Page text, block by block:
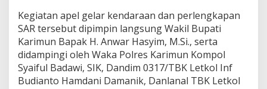
g
g
l
a
n
g
Kegiatan apel gelar kendaraan dan perlengkapan
SAR tersebut dipimpin langsung Wakil Bupati
Karimun Bapak H. Anwar Hasyim, M.Si., serta
didampingi oleh Waka Polres Karimun Kompol
Syaiful Badawi, SIK, Dandim 0317/TBK Letkol Inf
Budianto Hamdani Damanik, Danlanal TBK Letkol